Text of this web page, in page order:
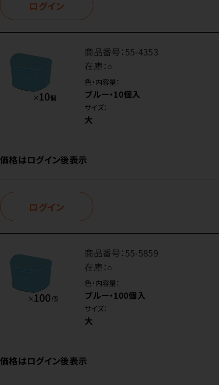
ログイン
商品番号：55-4353
在庫：○
色・内容量：
ブルー・10個入
サイズ：
大
価格はログイン後表示
ログイン
商品番号：55-5859
在庫：○
色・内容量：
ブルー・100個入
サイズ：
大
価格はログイン後表示